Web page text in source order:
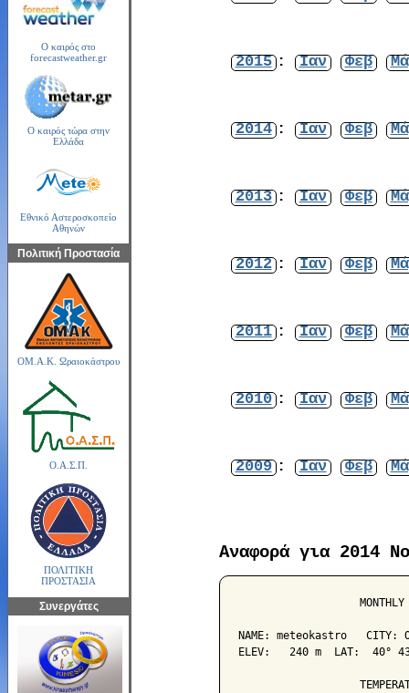
Ο καιρός στο
forecastweather.gr
Ο καιρός τώρα στην
Ελλάδα
Εθνικό Αστεροσκοπείο
Αθηνών
Πολιτική Προστασία
ΟΜ.Α.Κ. Ωραιοκάστρου
Ο.Α.Σ.Π.
ΠΟΛΙΤΙΚΗ
ΠΡΟΣΤΑΣΙΑ
Συνεργάτες
2015 : Ιαν Φεβ
2014 : Ιαν Φεβ
2013 : Ιαν Φεβ
2012 : Ιαν Φεβ
2011 : Ιαν Φεβ
2010 : Ιαν Φεβ
2009 : Ιαν Φεβ
Αναφορά για 2014
NAME: meteokastro   CITY:
ELEV:   240 m  LAT:  40°